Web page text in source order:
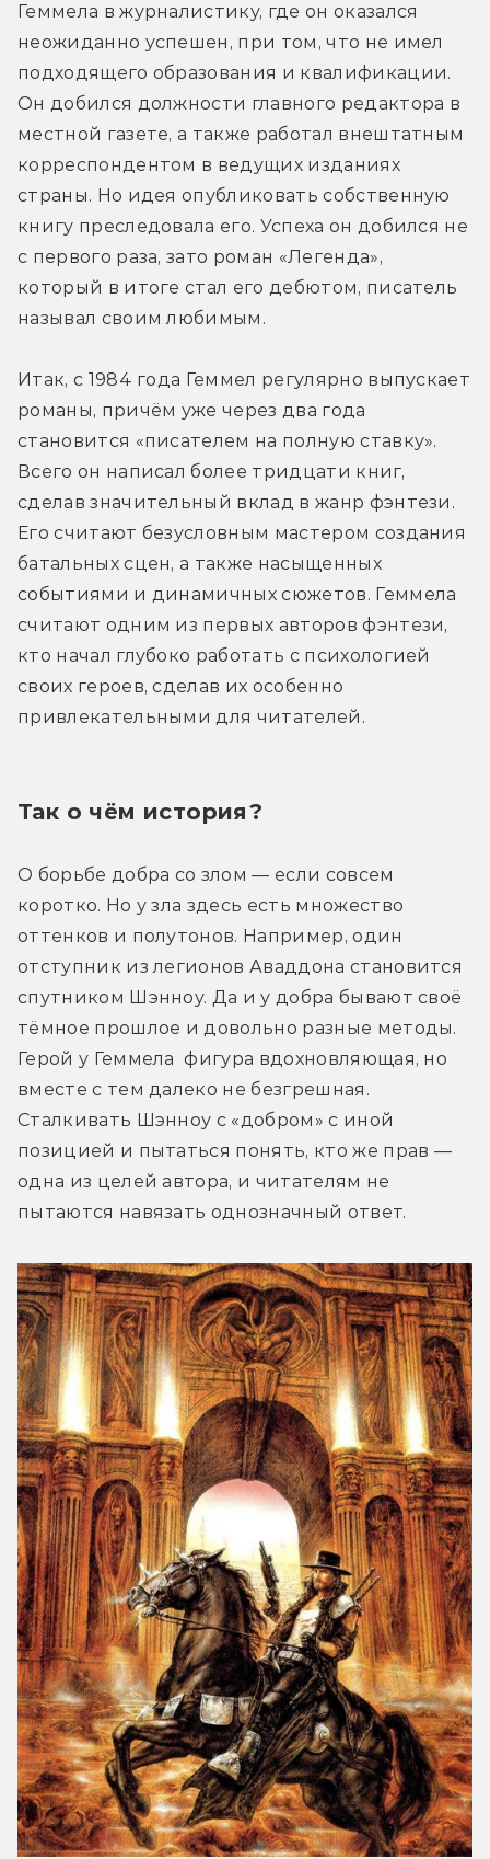
Геммела в журналистику, где он оказался
неожиданно успешен, при том, что не имел
подходящего образования и квалификации.
Он добился должности главного редактора в
местной газете, а также работал внештатным
корреспондентом в ведущих изданиях
страны. Но идея опубликовать собственную
книгу преследовала его. Успеха он добился не
с первого раза, зато роман «Легенда»,
который в итоге стал его дебютом, писатель
называл своим любимым.
Итак, с 1984 года Геммел регулярно выпускает
романы, причём уже через два года
становится «писателем на полную ставку».
Всего он написал более тридцати книг,
сделав значительный вклад в жанр фэнтези.
Его считают безусловным мастером создания
батальных сцен, а также насыщенных
событиями и динамичных сюжетов. Геммела
считают одним из первых авторов фэнтези,
кто начал глубоко работать с психологией
своих героев, сделав их особенно
привлекательными для читателей.
Так о чём история?
О борьбе добра со злом — если совсем
коротко. Но у зла здесь есть множество
оттенков и полутонов. Например, один
отступник из легионов Аваддона становится
спутником Шэнноу. Да и у добра бывают своё
тёмное прошлое и довольно разные методы.
Герой у Геммела  фигура вдохновляющая, но
вместе с тем далеко не безгрешная.
Сталкивать Шэнноу с «добром» с иной
позицией и пытаться понять, кто же прав —
одна из целей автора, и читателям не
пытаются навязать однозначный ответ.